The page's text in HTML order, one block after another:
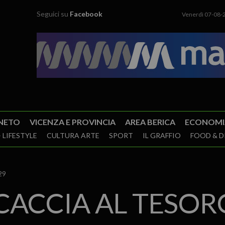
Seguici su Facebook Venerdì 07-08-
VICENZA E PROVINCIA AREA BERICA
CULTURA ARTE SPORT IL GRAFFIO FOOD &
AL